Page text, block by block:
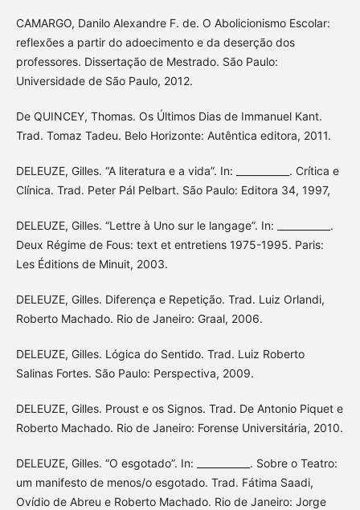
CAMARGO, Danilo Alexandre F. de. O Abolicionismo Escolar:
reflexões a partir do adoecimento e da deserção dos
professores. Dissertação de Mestrado. São Paulo:
Universidade de São Paulo, 2012.
De QUINCEY, Thomas. Os Últimos Dias de Immanuel Kant.
Trad. Tomaz Tadeu. Belo Horizonte: Autêntica editora, 2011.
DELEUZE, Gilles. “A literatura e a vida”. In: ___________. Crítica e
Clínica. Trad. Peter Pál Pelbart. São Paulo: Editora 34, 1997,
DELEUZE, Gilles. “Lettre à Uno sur le langage”. In: ___________.
Deux Régime de Fous: text et entretiens 1975-1995. Paris:
Les Éditions de Minuit, 2003.
DELEUZE, Gilles. Diferença e Repetição. Trad. Luiz Orlandi,
Roberto Machado. Rio de Janeiro: Graal, 2006.
DELEUZE, Gilles. Lógica do Sentido. Trad. Luiz Roberto
Salinas Fortes. São Paulo: Perspectiva, 2009.
DELEUZE, Gilles. Proust e os Signos. Trad. De Antonio Piquet e
Roberto Machado. Rio de Janeiro: Forense Universitária, 2010.
DELEUZE, Gilles. “O esgotado”. In: ___________. Sobre o Teatro:
um manifesto de menos/o esgotado. Trad. Fátima Saadi,
Ovídio de Abreu e Roberto Machado. Rio de Janeiro: Jorge